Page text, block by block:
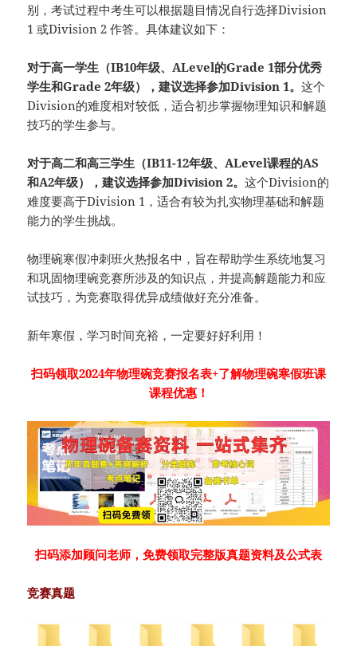
别，考试过程中考生可以根据题目情况自行选择Division
1 或Division 2 作答。具体建议如下：
对于高一学生（IB10年级、ALevel的Grade 1部分优秀
学生和Grade 2年级），建议选择参加Division 1。这个
Division的难度相对较低，适合初步掌握物理知识和解题
技巧的学生参与。
对于高二和高三学生（IB11-12年级、ALevel课程的AS
和A2年级），建议选择参加Division 2。这个Division的
难度要高于Division 1，适合有较为扎实物理基础和解题
能力的学生挑战。
物理碗寒假冲刺班火热报名中，旨在帮助学生系统地复习
和巩固物理碗竞赛所涉及的知识点，并提高解题能力和应
试技巧，为竞赛取得优异成绩做好充分准备。
新年寒假，学习时间充裕，一定要好好利用！
扫码领取2024年物理碗竞赛报名表+了解物理碗寒假班课
课程优惠！
扫码添加顾问老师，免费领取完整版真题资料及公式表
竞赛真题